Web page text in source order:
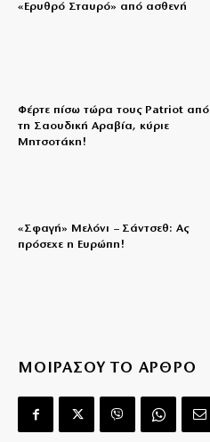
«Ερυθρό Σταυρό» από ασθενή
Φέρτε πίσω τώρα τους Patriot από
τη Σαουδική Αραβία, κύριε
Μητσοτάκη!
«Σφαγή» Μελόνι – Σάντσεθ: Ας
πρόσεχε η Ευρώπη!
ΜΟΙΡΑΣΟΥ ΤΟ ΑΡΘΡΟ